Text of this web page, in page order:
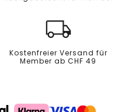
Kostenfreier Versand für
Member ab CHF 49